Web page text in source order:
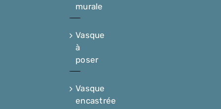
murale
Vasque
à
poser
Vasque
encastrée